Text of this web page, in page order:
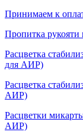
Принимаем к
Пропитка рукояти
Расцветка
для АИР)
Расцветка
АИР)
Расцветки
АИР)